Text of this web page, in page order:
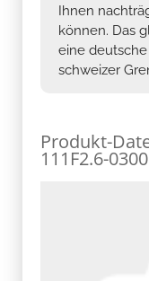
Ihnen
können. Das
eine
schweizer
Produkt-
111F2.6-